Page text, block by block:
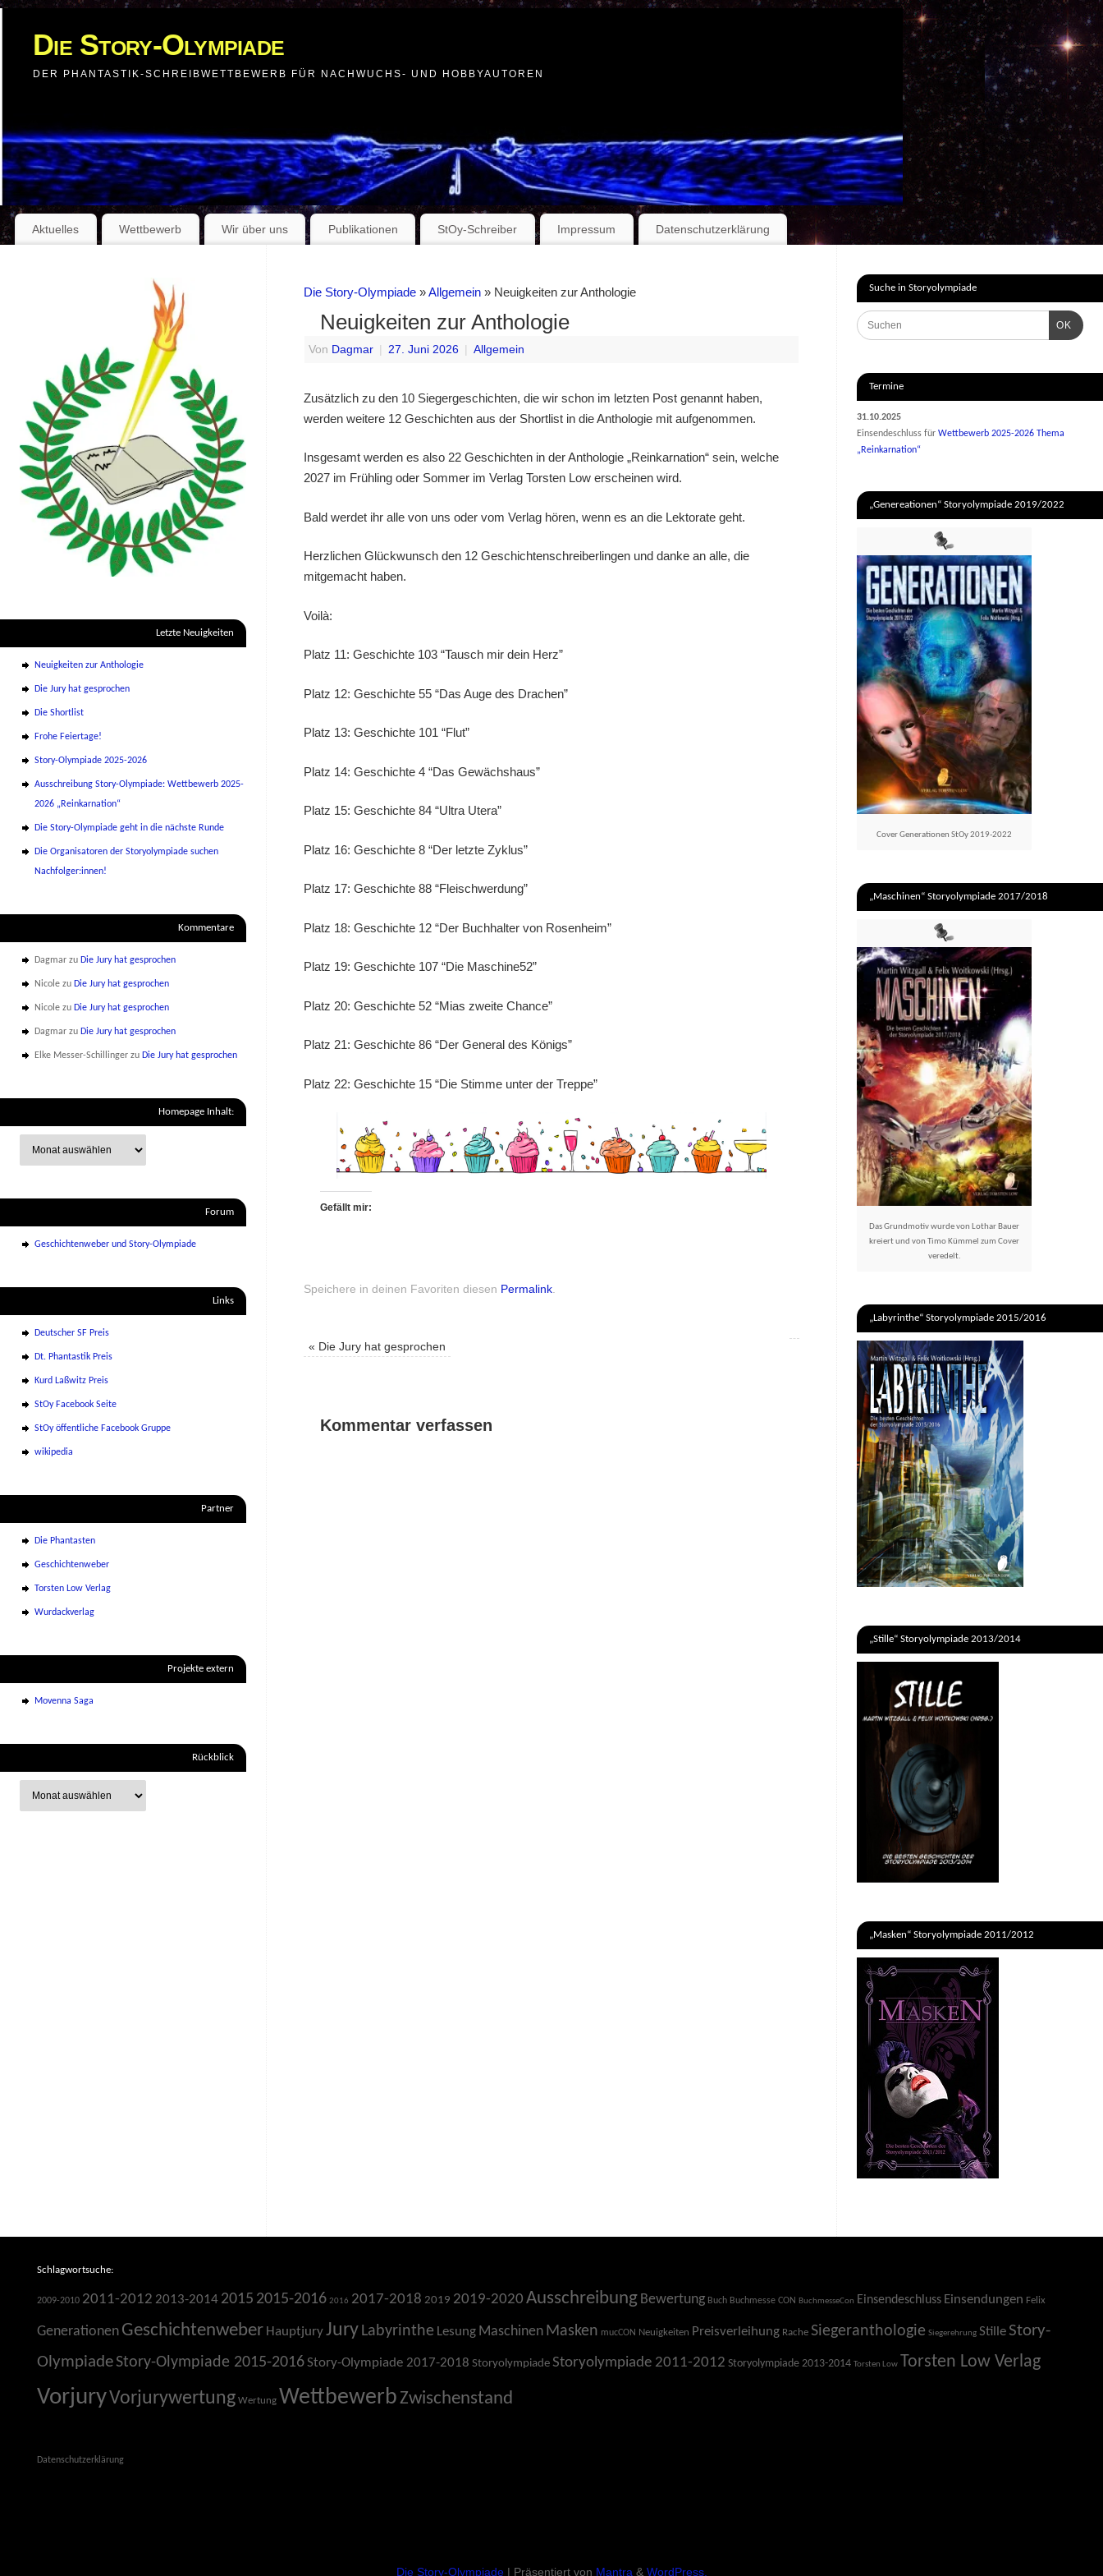
Die Story-Olympiade
DER PHANTASTIK-SCHREIBWETTBEWERB FÜR NACHWUCHS- UND HOBBYAUTOREN
Aktuelles Wettbewerb Wir über uns Publikationen StOy-Schreiber Impressum Datenschutzerklärung
Die Story-Olympiade »Allgemein » Neuigkeiten zur Anthologie
Neuigkeiten zur Anthologie
Von Dagmar 27. Juni 2026 Allgemein
Zusätzlich zu den 10 Siegergeschichten, die wir schon im letzten Post genannt haben,
werden weitere 12 Geschichten aus der Shortlist in die Anthologie mit aufgenommen.
Insgesamt werden es also 22 Geschichten in der Anthologie „Reinkarnation“ sein, welche
2027 im Frühling oder Sommer im Verlag Torsten Low erscheinen wird.
Bald werdet ihr alle von uns oder vom Verlag hören, wenn es an die Lektorate geht.
Herzlichen Glückwunsch den 12 Geschichtenschreiberlingen und danke an alle, die
mitgemacht haben.
Voilà:
Platz 11: Geschichte 103 “Tausch mir dein Herz”
Platz 12: Geschichte 55 “Das Auge des Drachen”
Platz 13: Geschichte 101 “Flut”
Platz 14: Geschichte 4 “Das Gewächshaus”
Platz 15: Geschichte 84 “Ultra Utera”
Platz 16: Geschichte 8 “Der letzte Zyklus”
Platz 17: Geschichte 88 “Fleischwerdung”
Platz 18: Geschichte 12 “Der Buchhalter von Rosenheim”
Platz 19: Geschichte 107 “Die Maschine52”
Platz 20: Geschichte 52 “Mias zweite Chance”
Platz 21: Geschichte 86 “Der General des Königs”
Platz 22: Geschichte 15 “Die Stimme unter der Treppe”
Gefällt mir:
Speichere in deinen Favoriten diesen Permalink
« Die Jury hat gesprochen
Kommentar verfassen
Letzte Neuigkeiten
Neuigkeiten zur Anthologie
Die Jury hat gesprochen
Die Shortlist
Frohe Feiertage!
Story-Olympiade 2025-2026
Ausschreibung Story-Olympiade: Wettbewerb 2025-
2026 „Reinkarnation“
Die Story-Olympiade geht in die nächste Runde
Die Organisatoren der Storyolympiade suchen
Nachfolger:innen!
Kommentare
Dagmar zu Die Jury hat gesprochen
Nicole zu Die Jury hat gesprochen
Nicole zu Die Jury hat gesprochen
Dagmar zu Die Jury hat gesprochen
Elke Messer-Schillinger zu Die Jury hat gesprochen
Homepage Inhalt:
Forum
Geschichtenweber und Story-Olympiade
Links
Deutscher SF Preis
Dt. Phantastik Preis
Kurd Laßwitz Preis
StOy Facebook Seite
StOy öffentliche Facebook Gruppe
wikipedia
Partner
Die Phantasten
Geschichtenweber
Torsten Low Verlag
Wurdackverlag
Projekte extern
Movenna Saga
Rückblick
Suche in Storyolympiade
OK
Termine
31.10.2025
Einsendeschluss für Wettbewerb 2025-2026 Thema
„Reinkarnation“
„Genereationen“ Storyolympiade 2019/2022
Cover Generationen StOy 2019-2022
„Maschinen“ Storyolympiade 2017/2018
Das Grundmotiv wurde von Lothar Bauer
kreiert und von Timo Kümmel zum Cover
veredelt.
„Labyrinthe“ Storyolympiade 2015/2016
„Stille“ Storyolympiade 2013/2014
„Masken“ Storyolympiade 2011/2012
Schlagwortsuche:
2009-2010 2011-2012 2013-2014 2015 2015-2016 2016 2017-2018 2019 2019-2020 Ausschreibung Bewertung Buch Buchmesse CON BuchmesseCon Einsendeschluss Einsendungen Felix
Generationen Geschichtenweber HauptjuryJury Labyrinthe Lesung Maschinen Masken mucCON Neuigkeiten Preisverleihung Rache Siegeranthologie Siegerehrung Stille Story-
Olympiade Story-Olympiade 2015-2016Story-Olympiade 2017-2018 Storyolympiade Storyolympiade 2011-2012 Storyolympiade 2013-2014 Torsten Low Torsten Low Verlag
VorjuryVorjurywertung Wertung WettbewerbZwischenstand
Datenschutzerklärung
Die Story-Olympiade| Präsentiert von Mantra & WordPress.